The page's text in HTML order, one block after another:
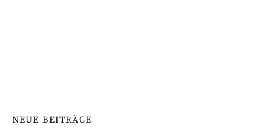
NEUE BEITRÄGE